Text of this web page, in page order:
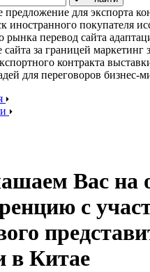
предложение для экспорта
иностранного покупателя
рынка перевод сайта
за границей маркетинг
контракта
для переговоров бизнес-
Вас на
с
в Китае